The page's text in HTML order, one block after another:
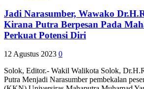
Jadi Narasumber, Wawako
Kirana Putra Berpesan Pada
Perkuat Potensi Diri
12 Agustus 2023 0
Solok, Editor.- Wakil Walikota Solok,
Putra Menjadi Narasumber pembekalan